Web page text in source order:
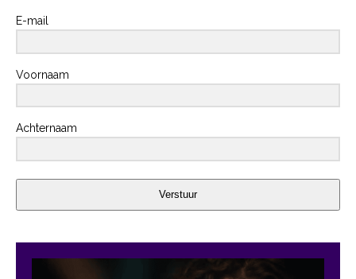
E-mail
Voornaam
Achternaam
Verstuur